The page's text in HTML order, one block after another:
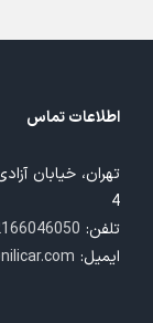
اطلاعات تماس
4
تلفن:
ایمیل: